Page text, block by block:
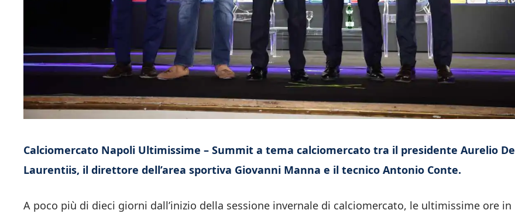
Calciomercato Napoli Ultimissime – Summit a tema calciomercato tra il presidente Aurelio De
Laurentiis, il direttore dell’area sportiva Giovanni Manna e il tecnico Antonio Conte.
A poco più di dieci giorni dall’inizio della sessione invernale di calciomercato, le ultimissime ore in